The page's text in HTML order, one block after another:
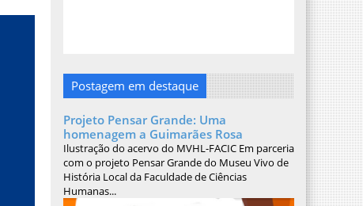
Postagem em destaque
Projeto Pensar Grande: Uma
homenagem a Guimarães Rosa
Ilustração do acervo do MVHL-FACIC Em parceria
com o projeto Pensar Grande do Museu Vivo de
História Local da Faculdade de Ciências
Humanas...